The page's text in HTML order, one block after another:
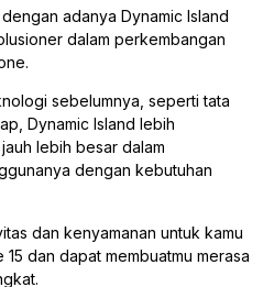
adanya Dynamic Island
dalam perkembangan
sebelumnya, seperti tata
Dynamic Island lebih
lebih besar dalam
dengan kebutuhan
dan kenyamanan untuk kamu
dan dapat membuatmu merasa